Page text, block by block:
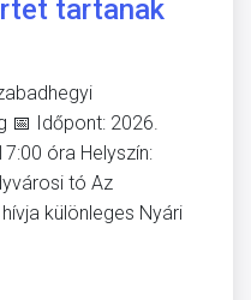
tartanak
📅 Időpont: 2026.
óra Helyszín:
tó Az
különleges Nyári